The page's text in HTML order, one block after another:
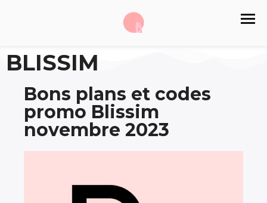
BLISSIM
Bons plans et codes
promo Blissim
novembre 2023